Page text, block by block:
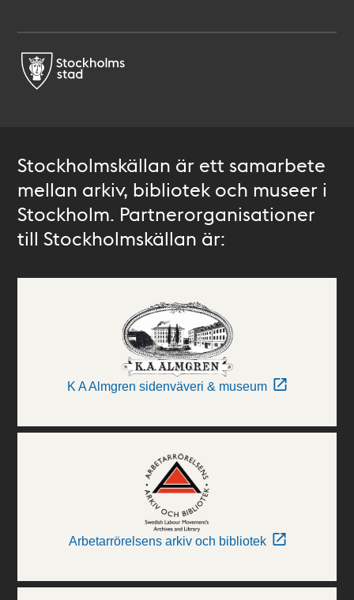
Stockholmskällan är ett samarbete
mellan arkiv, bibliotek och museer i
Stockholm. Partnerorganisationer
till Stockholmskällan är:
K A Almgren sidenväveri & museum
Arbetarrörelsens arkiv och bibliotek